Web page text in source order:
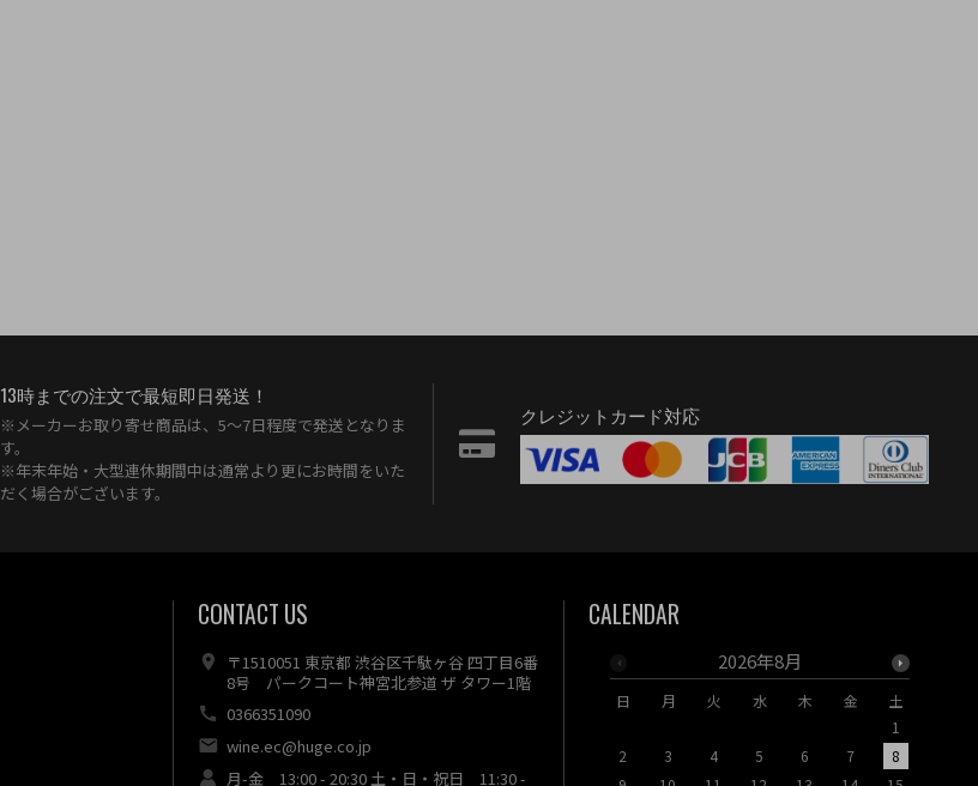
13時までの注文で最短即日発送！
※メーカーお取り寄せ商品は、5〜7日程度で発送となりま
す。
※年末年始・大型連休期間中は通常より更にお時間をいた
だく場合がございます。
クレジットカード対応
CONTACT US
〒1510051 東京都 渋谷区千駄ヶ谷 四丁目6番
8号 パークコート神宮北参道 ザ タワー1階
0366351090
wine.ec@huge.co.jp
月-金 13:00 - 20:30 土・日・祝日 11:30 -
CALENDAR
2026年8月
日 月 火 水 木 金
土
1
2
3 4 5 6 7
8